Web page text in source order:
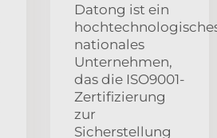
Datong ist ein
nationales
Unternehmen,
das die ISO9001-
Zertifizierung
zur
Sicherstellung